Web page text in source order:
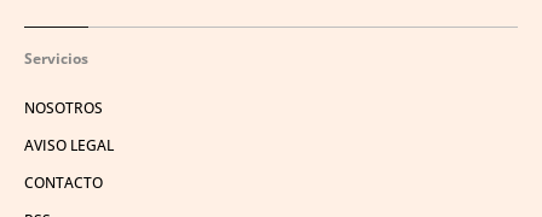
Servicios
NOSOTROS
AVISO LEGAL
CONTACTO